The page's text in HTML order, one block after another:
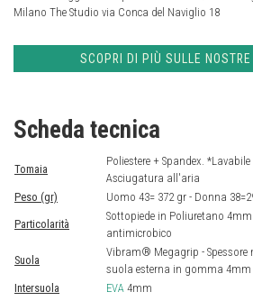
Milano The Studio via Conca del Naviglio 18
SCOPRI DI PIÙ SULLE NOSTRE
Scheda tecnica
Tomaia
Poliestere + Spandex.
Asciugatura all'aria
Peso (gr)
Uomo 43= 372 gr - Donna
Particolarità
Sottopiede in Poliuretano
antimicrobico
Suola
Vibram® Megagrip -
suola esterna in gomma 4mm
Intersuola
EVA 4mm